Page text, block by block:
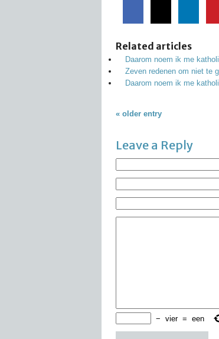
Related articles
Daarom noem ik me
Zeven redenen om niet te
Daarom noem ik me
« older entry
Leave a Reply
− vier = een